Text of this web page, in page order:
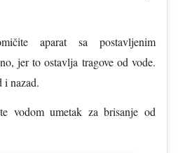
aparat sa postavljenim
jer to ostavlja tragove od vode.
i nazad.
vodom umetak za brisanje od